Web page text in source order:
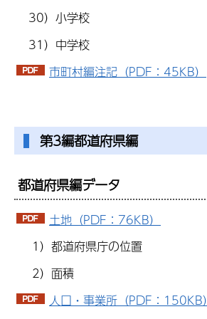
30）小学校
31）中学校
市町村編注記（PDF：45KB）
第3編都道府県編
都道府県編データ
土地（PDF：76KB）
1）都道府県庁の位置
2）面積
人口・事業所（PDF：150KB）